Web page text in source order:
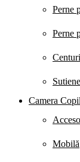
Perne
Perne
Centuri
Camera
Mobilă